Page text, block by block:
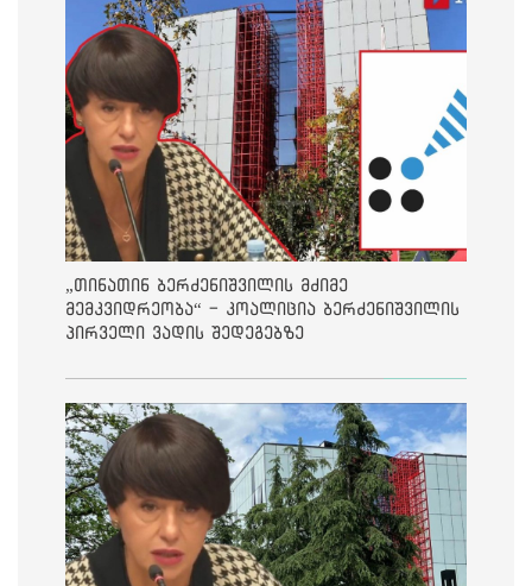
„თინათინ ბერძენიშვილის მძიმე
მემკვიდრეობა“ - კოალიცია ბერძენიშვილის
პირველი ვადის შედეგებზე